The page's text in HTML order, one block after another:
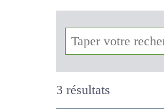
3 résultats